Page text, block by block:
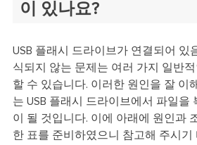
이 있나요?
USB 플래시 드라이브가 연결되어 있
식되지 않는 문제는 여러 가지 일반
할 수 있습니다. 이러한 원인을 잘 이
는 USB 플래시 드라이브에서 파일을
이 될 것입니다. 이에 아래에 원인과
한 표를 준비하였으니 참고해 주시기